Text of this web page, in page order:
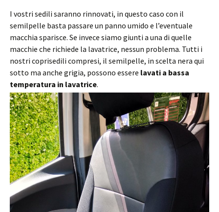
I vostri sedili saranno rinnovati, in questo caso con il
semilpelle basta passare un panno umido e l’eventuale
macchia sparisce. Se invece siamo giunti a una di quelle
macchie che richiede la lavatrice, nessun problema. Tutti i
nostri coprisedili compresi, il semilpelle, in scelta nera qui
sotto ma anche grigia, possono essere lavati a bassa
temperatura in lavatrice.